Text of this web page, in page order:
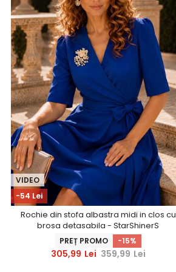
-54 Lei
VIDEO
Rochie din stofa albastra midi in clos cu
brosa detasabila - StarShinerS
PREȚ PROMO -15%
305,99 Lei 359,99 Lei